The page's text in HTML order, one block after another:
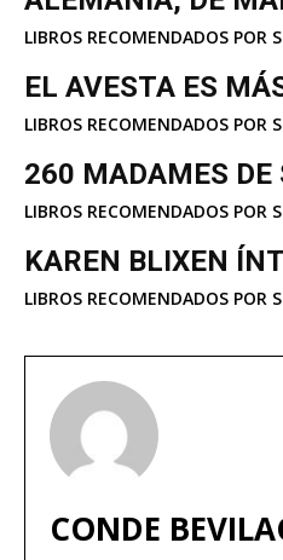
LIBROS RECOMENDADOS POR
EL AVESTA ES
LIBROS RECOMENDADOS POR
260 MADAMES DE
LIBROS RECOMENDADOS POR
KAREN BLIXEN
LIBROS RECOMENDADOS POR
CONDE